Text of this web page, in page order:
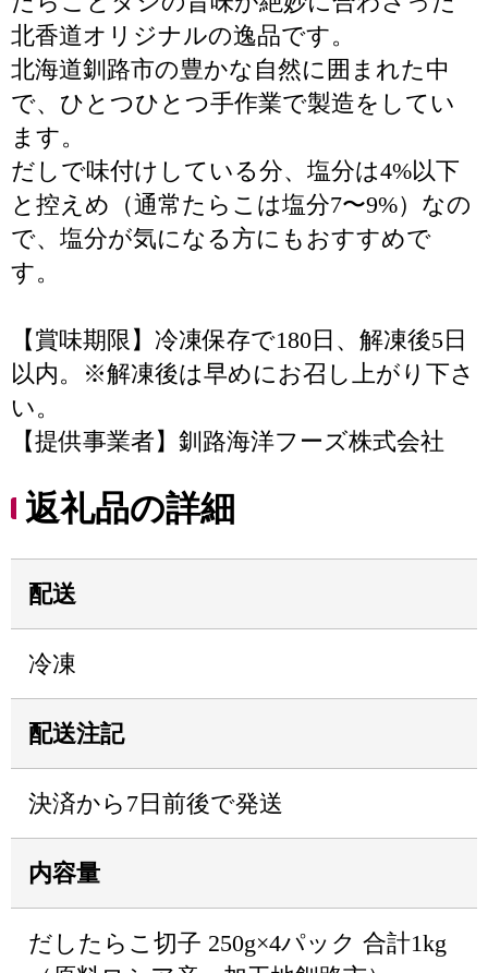
北香道オリジナルの逸品です。
北海道釧路市の豊かな自然に囲まれた中
で、ひとつひとつ手作業で製造をしてい
ます。
だしで味付けしている分、塩分は4%以下
と控えめ（通常たらこは塩分7〜9%）なの
で、塩分が気になる方にもおすすめで
す。
【賞味期限】冷凍保存で180日、解凍後5日
以内。※解凍後は早めにお召し上がり下さ
い。
【提供事業者】釧路海洋フーズ株式会社
返礼品の詳細
配送
冷凍
配送注記
決済から7日前後で発送
内容量
だしたらこ切子 250g×4パック 合計1kg